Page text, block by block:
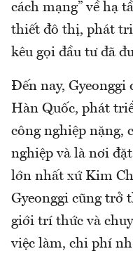
cách mạng” về hạ
thiết đô thị, phát
kêu gọi đầu tư đã
Đến nay,
Hàn Quốc, phát
công nghiệp nặng,
nghiệp và là nơi đặt
lớn nhất xứ Kim
Gyeonggi cũng trở
giới trí thức và
việc làm, chi phí